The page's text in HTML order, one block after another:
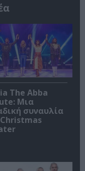
The Abba
Μια
συναυλία